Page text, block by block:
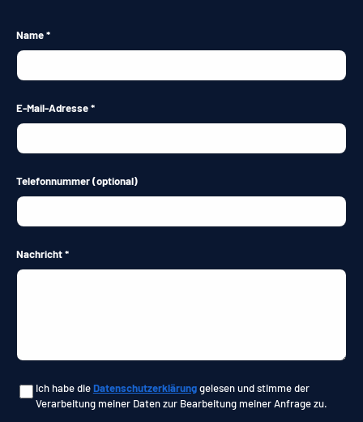
Name
E-Mail-Adresse
Telefonnummer(optional)
Nachricht
Ich habe dieDatenschutzerklärunggelesen und stimme der
Verarbeitung meiner Daten zur Bearbeitung meiner Anfrage zu.